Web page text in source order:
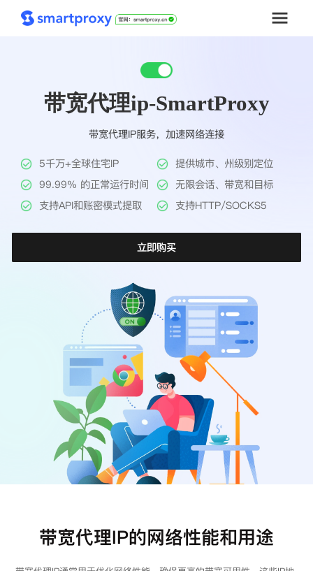
套餐购买
工具
帮助中心
带宽代理ip-SmartProxy
带宽代理IP服务，加速网络连接
5千万+全球住宅IP
提供城市、州级别定位
99.99% 的正常运行时间
无限会话、带宽和目标
支持API和账密模式提取
支持HTTP/SOCKS5
立即购买
带宽代理IP的网络性能和用途